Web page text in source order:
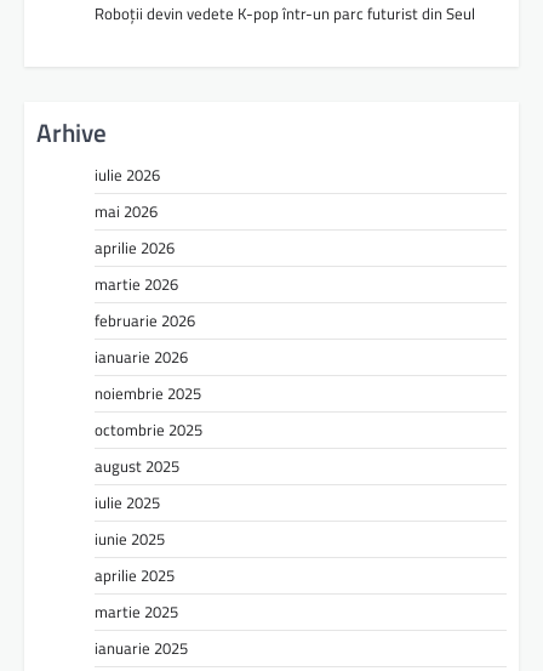
Roboții devin vedete K-pop într-un parc futurist din Seul
Arhive
iulie 2026
mai 2026
aprilie 2026
martie 2026
februarie 2026
ianuarie 2026
noiembrie 2025
octombrie 2025
august 2025
iulie 2025
iunie 2025
aprilie 2025
martie 2025
ianuarie 2025